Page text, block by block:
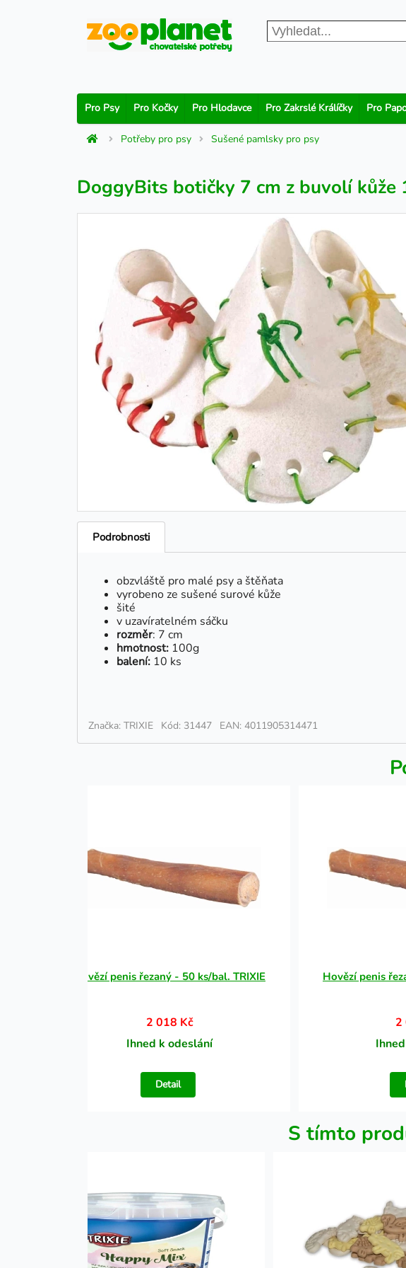
Pro Psy Pro Kočky Pro Hlodavce Pro Zakrslé Králíčky Pro
Potřeby pro psy Sušené pamlsky pro psy
DoggyBits botičky 7 cm z buvolí kůže
Podrobnosti
obzvláště pro malé psy a štěňata
vyrobeno ze sušené surové kůže
šité
v uzavíratelném sáčku
rozměr: 7 cm
hmotnost:100g
balení:10 ks
Značka: TRIXIE Kód: 31447 EAN: 4011905314471
Hovězí penis řezaný - 50 ks/bal. TRIXIE
2 018 Kč
Ihned k odeslání
Detail
Hovězí penis
2
S tímto